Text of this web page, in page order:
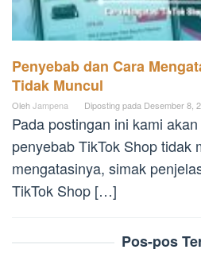
Penyebab dan Cara
Tidak Muncul
OlehJampena Diposting pada Desember 8,
Pada postingan ini kami
penyebab TikTok Shop tidak
mengatasinya, simak
TikTok Shop […]
Pos-pos